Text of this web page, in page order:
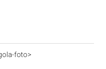
foto>